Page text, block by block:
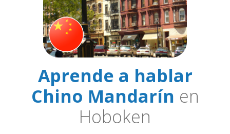
Aprende a hablar
Chino Mandarín en
Hoboken